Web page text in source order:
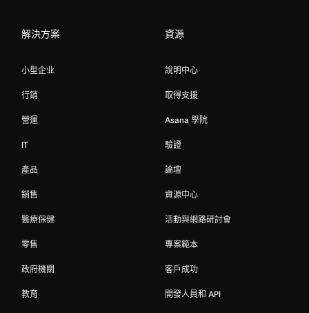
解決方案
小型企业
行銷
營運
IT
產品
銷售
醫療保健
零售
政府機關
教育
資源
說明中心
取得支援
Asana 學院
驗證
論壇
資源中心
活動與網路研討會
專案範本
客戶成功
開發人員和 API